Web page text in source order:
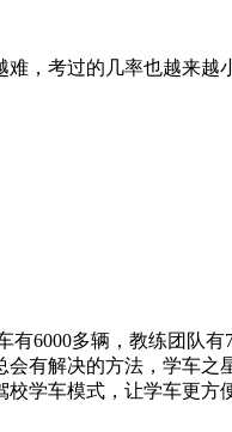
，考过的几率也越来
6000多辆，教练团队
有解决的方法，学车
学车模式，让学车更方